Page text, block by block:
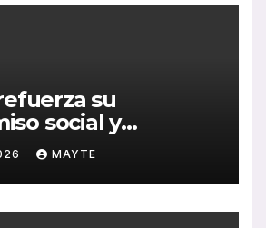
su
social y
con la
de su Memoria
MAYTE